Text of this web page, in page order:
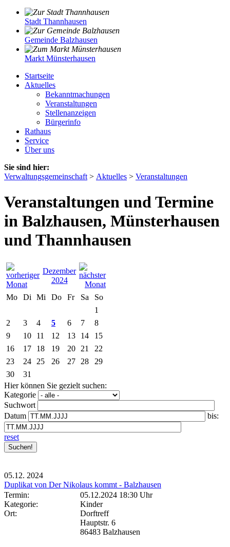
Stadt Thannhausen
Gemeinde Balzhausen
Markt Münsterhausen
Startseite
Aktuelles
Bekanntmachungen
Veranstaltungen
Stellenanzeigen
Bürgerinfo
Rathaus
Service
Über uns
Sie sind hier:
Verwaltungsgemeinschaft > Aktuelles > Veranstaltungen
Veranstaltungen und Termine
in Balzhausen, Münsterhausen
und Thannhausen
Dezember
2024
Mo
Di Mi Do Fr Sa
So
1
2
3 4 5 6 7
8
9
10 11 12 13 14
15
16
17 18 19 20 21
22
23
24 25 26 27 28
29
30
31
Hier können Sie gezielt suchen:
Kategorie
Suchwort
Datum
bis:
reset
05.12. 2024
Duplikat von Der Nikolaus kommt - Balzhausen
Termin:
05.12.2024 18:30 Uhr
Kategorie:
Kinder
Ort:
Dorftreff
Hauptstr. 6
86483 Balzhausen